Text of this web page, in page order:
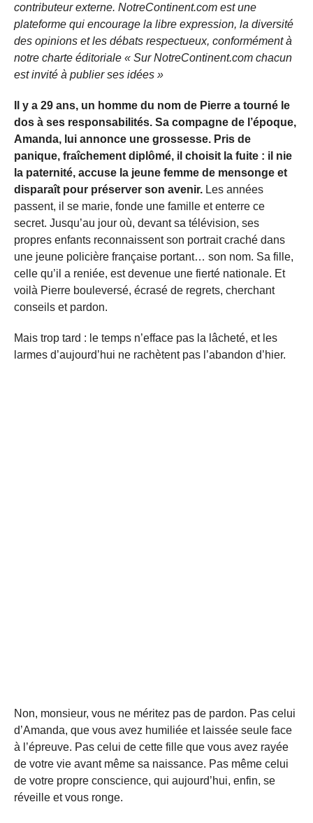
contributeur externe. NotreContinent.com est une
plateforme qui encourage la libre expression, la diversité
des opinions et les débats respectueux, conformément à
notre charte éditoriale « Sur NotreContinent.com chacun
est invité à publier ses idées »
Il y a 29 ans, un homme du nom de Pierre a tourné le
dos à ses responsabilités. Sa compagne de l’époque,
Amanda, lui annonce une grossesse. Pris de
panique, fraîchement diplômé, il choisit la fuite : il nie
la paternité, accuse la jeune femme de mensonge et
disparaît pour préserver son avenir. Les années
passent, il se marie, fonde une famille et enterre ce
secret. Jusqu’au jour où, devant sa télévision, ses
propres enfants reconnaissent son portrait craché dans
une jeune policière française portant… son nom. Sa fille,
celle qu’il a reniée, est devenue une fierté nationale. Et
voilà Pierre bouleversé, écrasé de regrets, cherchant
conseils et pardon.
Mais trop tard : le temps n’efface pas la lâcheté, et les
larmes d’aujourd’hui ne rachètent pas l’abandon d’hier.
Non, monsieur, vous ne méritez pas de pardon. Pas celui
d’Amanda, que vous avez humiliée et laissée seule face
à l’épreuve. Pas celui de cette fille que vous avez rayée
de votre vie avant même sa naissance. Pas même celui
de votre propre conscience, qui aujourd’hui, enfin, se
réveille et vous ronge.